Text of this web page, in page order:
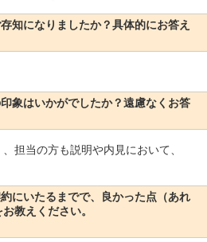
知になりましたか？具体的にお答え
象はいかがでしたか？遠慮なくお答
担当の方も説明や内見において、
にいたるまでで、良かった点（あれ
教えください。